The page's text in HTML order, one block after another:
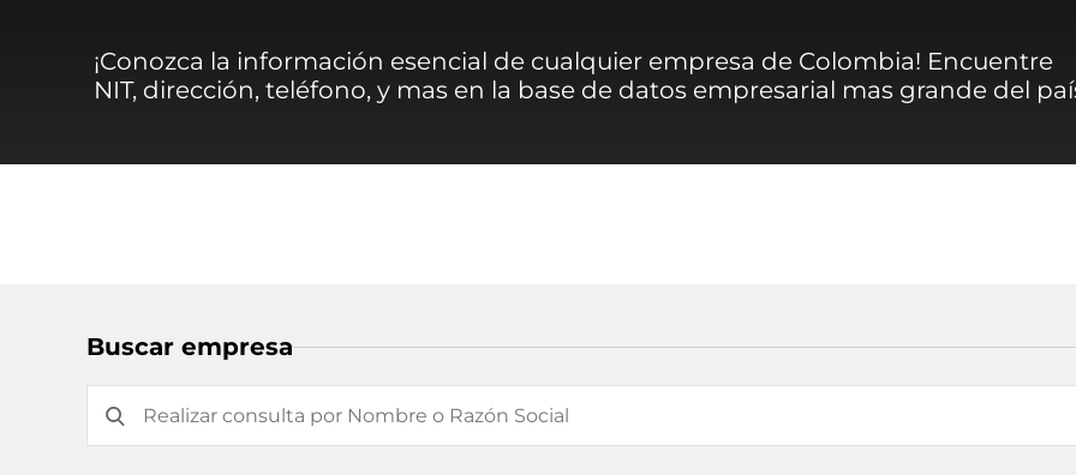
¡Conozca la información esencial de cualquier empresa de Colombia! Encuentre
NIT, dirección, teléfono, y mas en la base de datos empresarial mas grande del
Buscar empresa